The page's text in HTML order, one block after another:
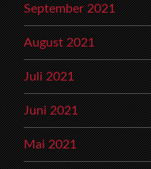
September 2021
August 2021
Juli 2021
Juni 2021
Mai 2021